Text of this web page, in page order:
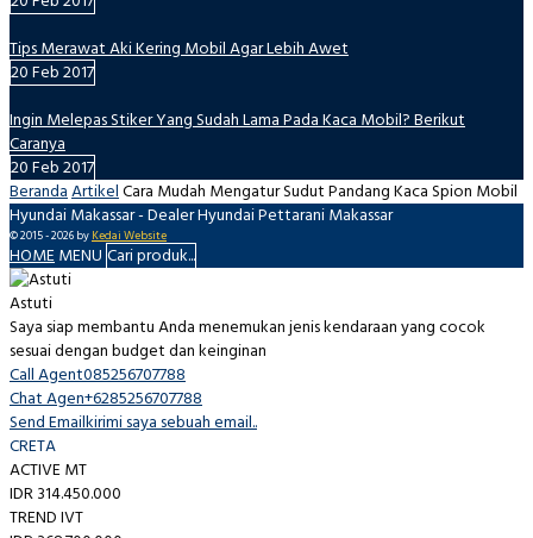
Tips Merawat Aki Kering Mobil Agar Lebih Awet
20 Feb 2017
Ingin Melepas Stiker Yang Sudah Lama Pada Kaca Mobil? Berikut
Caranya
20 Feb 2017
Beranda Artikel Cara Mudah Mengatur Sudut Pandang Kaca Spion Mobil
Hyundai Makassar - Dealer Hyundai Pettarani Makassar
© 2015 -2026 by Kedai Website
HOME MENU Cari produk...
Astuti
Saya siap membantu Anda menemukan jenis kendaraan yang cocok
sesuai dengan budget dan keinginan
Call Agent085256707788
Chat Agen+6285256707788
Send Emailkirimi saya sebuah email..
CRETA
ACTIVE MT
IDR 314.450.000
TREND IVT